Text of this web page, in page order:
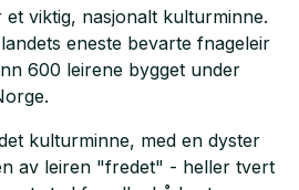
et viktig, nasjonalt kulturminne.
eneste bevarte fnageleir
600 leirene bygget under
kulturminne, med en dyster
av leiren "fredet" - heller tvert